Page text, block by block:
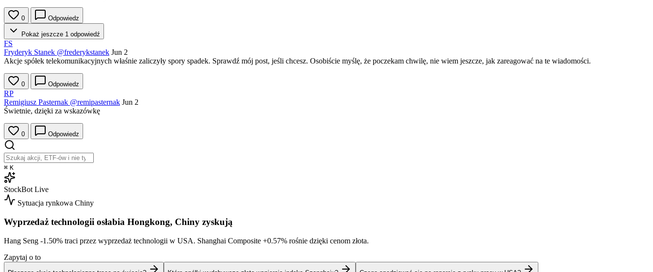
0 Odpowiedz
Pokaż jeszcze 1 odpowiedź
FS
Fryderyk Stanek @frederykstanek Jun 2
Akcje spółek telekomunikacyjnych właśnie zaliczyły spory spadek. Sprawdź mój post, jeśli chcesz. Osobiście myślę, że poczekam chwilę, nie wiem jeszcze, jak zareagować na te wiadomości.
0 Odpowiedz
RP
Remigiusz Pasternak @remipasternak Jun 2
Świetnie, dzięki za wskazówkę
0 Odpowiedz
⌘ K
StockBot Live
Sytuacja rynkowa Chiny
Wyprzedaż technologii osłabia Hongkong, Chiny zyskują
Hang Seng -1.50% traci przez wyprzedaż technologii w USA. Shanghai Composite +0.57% rośnie dzięki cenom złota.
Zapytaj o to